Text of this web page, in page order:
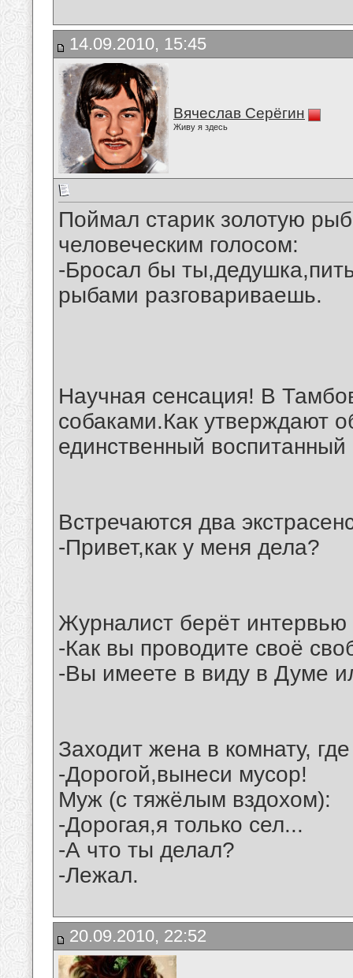
14.09.2010, 15:45
Вячеслав Серёгин
Живу я здесь
Поймал старик золотую
человеческим голосом:
-Бросал бы
рыбами разговариваешь.
Научная сенсация! В
собаками.Как утверждают
единственный
Встречаются два
-Привет,как у меня дела?
Журналист берёт интервью
-Как вы проводите своё
-Вы имеете в виду в Думе
Заходит жена в комнату,
-Дорогой,вынеси мусор!
Муж (с тяжёлым вздохом):
-Дорогая,я только сел...
-А что ты делал?
-Лежал.
20.09.2010, 22:52